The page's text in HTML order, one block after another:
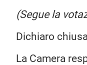
(Segue la
Dichiaro chiusa
La Camera